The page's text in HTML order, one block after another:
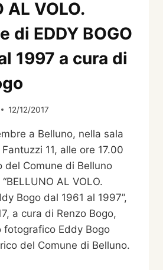
AL VOLO.
di EDDY BOGO
1997 a cura di
12/12/2017
a Belluno, nella sala
11, alle ore 17.00
del Comune di Belluno
AL VOLO.
Bogo dal 1961 al 1997”,
a cura di Renzo Bogo,
Eddy Bogo
del Comune di Belluno.